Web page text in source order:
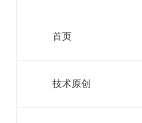
首页
技术原创